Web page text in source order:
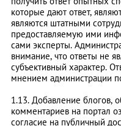
которые дают ответ,
являются штатными
предоставляемую ими
сами эксперты.
внимание, что ответы не
субъективный характер.
мнением администрации
1.13. Добавление блогов,
комментариев на портал
согласие на публичный